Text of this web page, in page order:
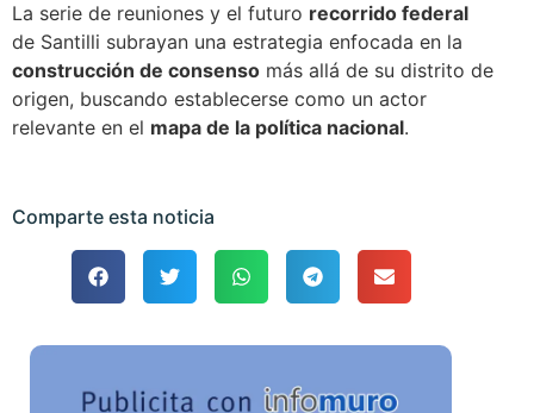
La serie de reuniones y el futuro recorrido federal
de Santilli subrayan una estrategia enfocada en la
construcción de consenso más allá de su distrito de
origen, buscando establecerse como un actor
relevante en el mapa de la política nacional.
Comparte esta noticia